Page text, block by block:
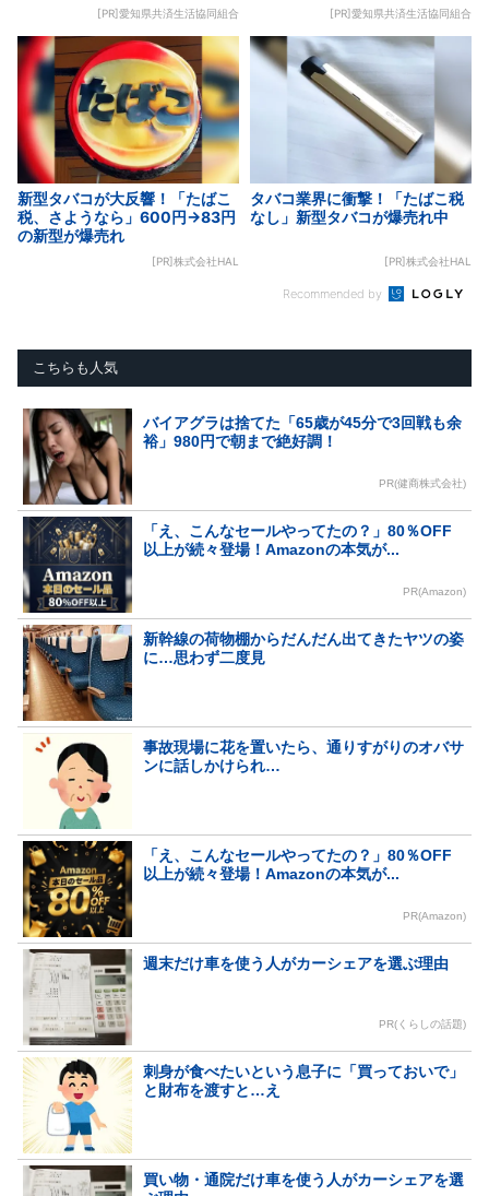
[PR]愛知県共済生活協同組合 [PR]愛知県共済生活協同組合
新型タバコが大反響！「たばこ
税、さようなら」600円→83円
の新型が爆売れ
[PR]株式会社HAL
タバコ業界に衝撃！「たばこ税
なし」新型タバコが爆売れ中
[PR]株式会社HAL
Recommended by
こちらも人気
バイアグラは捨てた「65歳が45分で3回戦も余
裕」980円で朝まで絶好調！
PR(健商株式会社)
「え、こんなセールやってたの？」80％OFF
以上が続々登場！Amazonの本気が...
PR(Amazon)
新幹線の荷物棚からだんだん出てきたヤツの姿
に…思わず二度見
事故現場に花を置いたら、通りすがりのオバサ
ンに話しかけられ…
「え、こんなセールやってたの？」80％OFF
以上が続々登場！Amazonの本気が...
PR(Amazon)
週末だけ車を使う人がカーシェアを選ぶ理由
PR(くらしの話題)
刺身が食べたいという息子に「買っておいで」
と財布を渡すと…え
買い物・通院だけ車を使う人がカーシェアを選